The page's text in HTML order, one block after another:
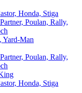
Honda, Stiga
Poulan, Rally,
Yard-Man
Poulan, Rally,
Honda, Stiga